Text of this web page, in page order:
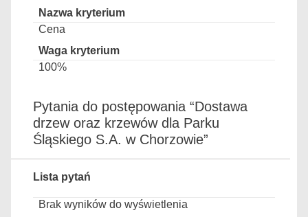
Cena
100%
Pytania do postępowania “Dostawa
drzew oraz krzewów dla Parku
Śląskiego S.A. w Chorzowie”
Lista pytań
Brak wyników do wyświetlenia